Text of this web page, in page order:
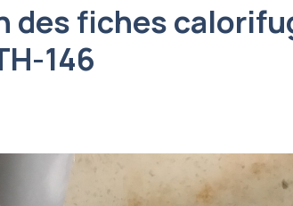
des fiches
146